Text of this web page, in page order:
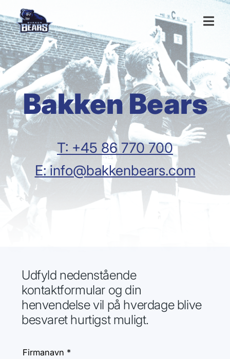
Bakken Bears
T: +45 86 770 700
E: info@bakkenbears.com
Udfyld nedenstående
kontaktformular og din
henvendelse vil på hverdage blive
besvaret hurtigst muligt.